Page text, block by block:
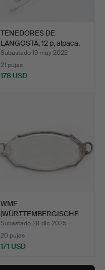
TENEDORES DE
LANGOSTA, 12 p, alpaca,
Chris…
Subastado 19 may 2022
21 pujas
178 USD
WMF
(WÜRTTEMBERGISCHE
METALLWARENFABRIK). …
Subastado 28 dic 2025
20 pujas
171 USD